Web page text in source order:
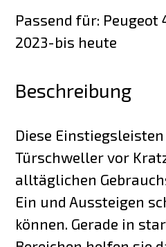
Passend für: Peugeot
2023-bis heute
Beschreibung
Diese
Türschweller vor
alltäglichen
Ein und Aussteigen
können. Gerade in